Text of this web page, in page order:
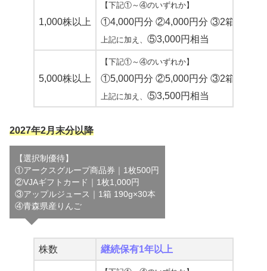
1,000株以上
【下記①～④のいずれか】
①4,000円分 ②4,000円分 ③2箱 ④約
上記に加え、 ⑤3,000円相当
5,000株以上
【下記①～④のいずれか】
①5,000円分 ②5,000円分 ③2箱 ④約
上記に加え、 ⑤3,500円相当
2027年2月末分以降
【選択制優待】
①アークスグループ商品券｜1枚500円
②VJAギフトカード｜1枚1,000円
③アップルジュース｜1箱 190g×30本
④青森県産りんご
株数 継続保有1年以上